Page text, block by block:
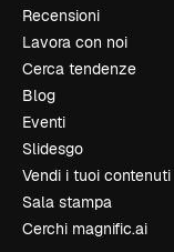
Recensioni
Lavora con noi
Cerca tendenze
Blog
Eventi
Slidesgo
Vendi i tuoi contenuti
Sala stampa
Cerchi magnific.ai